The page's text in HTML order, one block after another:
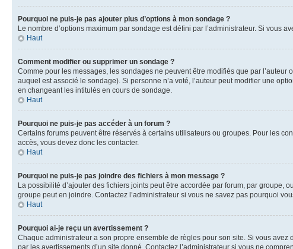
Pourquoi ne puis-je pas ajouter plus d’options à mon sondage ?
Le nombre d’options maximum par sondage est défini par l’administrateur. Si vous
Haut
Comment modifier ou supprimer un sondage ?
Comme pour les messages, les sondages ne peuvent être modifiés que par
auquel est associé le sondage). Si personne n’a voté, l’auteur peut modifier une
en changeant les intitulés en cours de sondage.
Haut
Pourquoi ne puis-je pas accéder à un forum ?
Certains forums peuvent être réservés à certains utilisateurs ou groupes. Pour les
accès, vous devez donc les contacter.
Haut
Pourquoi ne puis-je pas joindre des fichiers à mon message ?
La possibilité d’ajouter des fichiers joints peut être accordée par forum, par groupe,
groupe peut en joindre. Contactez l’administrateur si vous ne savez pas pourquoi
Haut
Pourquoi ai-je reçu un avertissement ?
Chaque administrateur a son propre ensemble de règles pour son site. Si vous avez
par les avertissements d’un site donné. Contactez l’administrateur si vous ne